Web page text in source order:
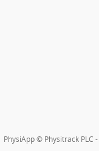
PhysiApp © Physitrack PLC -